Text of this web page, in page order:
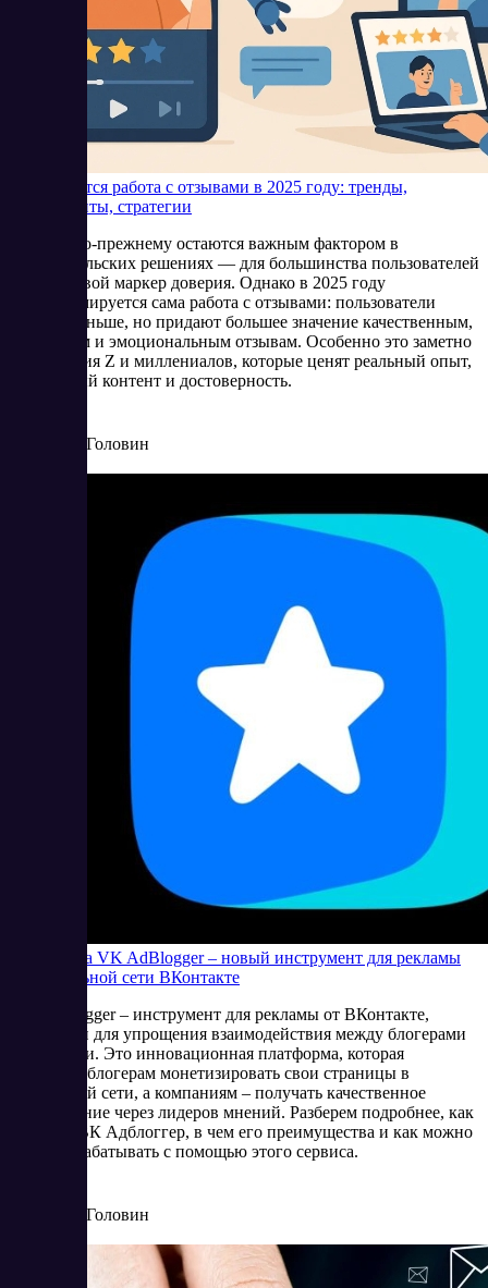
Как меняется работа с отзывами в 2025 году: тренды,
инструменты, стратегии
Отзывы по-прежнему остаются важным фактором в
потребительских решениях — для большинства пользователей
это ключевой маркер доверия. Однако в 2025 году
трансформируется сама работа с отзывами: пользователи
читают меньше, но придают большее значение качественным,
наглядным и эмоциональным отзывам. Особенно это заметно
у поколения Z и миллениалов, которые ценят реальный опыт,
визуальный контент и достоверность.
Артур Головин
Платформа VK AdBlogger – новый инструмент для рекламы
от социальной сети ВКонтакте
VK AdBlogger – инструмент для рекламы от ВКонтакте,
созданный для упрощения взаимодействия между блогерами
и брендами. Это инновационная платформа, которая
позволяет блогерам монетизировать свои страницы в
социальной сети, а компаниям – получать качественное
продвижение через лидеров мнений. Разберем подробнее, как
работает ВК Адблоггер, в чем его преимущества и как можно
начать зарабатывать с помощью этого сервиса.
Артур Головин